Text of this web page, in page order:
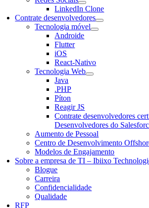
LinkedIn Clone
Contrate desenvolvedores
Tecnologia móvel
Androide
Flutter
iOS
React-Nativo
Tecnologia Web
Java
.PHP
Píton
Reagir JS
Contrate desenvolvedores
Desenvolvedores do
Aumento de Pessoal
Centro de Desenvolvimento
Modelos de Engajamento
Sobre a empresa de TI – Ibiixo
Blogue
Carreira
Confidencialidade
Qualidade
RFP